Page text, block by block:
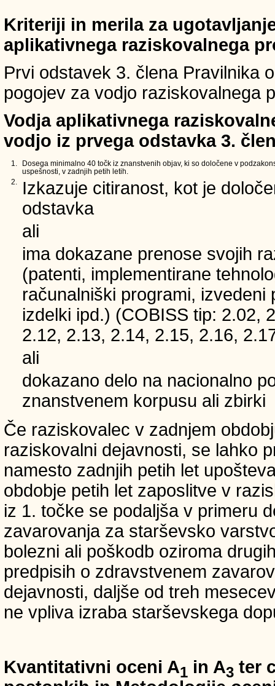
Kriteriji in merila za
aplikativnega raziskovalnega
Prvi odstavek 3. člena Pravilnika
pogojev za vodjo raziskovalnega
Vodja aplikativnega
vodjo iz prvega odstavka 3.
1.
Dosega minimalno 40 točk iz znanstvenih objav, ki so določene v
uspešnosti, v zadnjih petih letih.
2.
Izkazuje citiranost, kot je
odstavka
ali
ima dokazane prenose svojih
(patenti, implementirane
računalniški programi, izvedeni
izdelki ipd.) (COBISS tip: 2.02,
2.12, 2.13, 2.14, 2.15, 2.16,
ali
dokazano delo na nacionalno
znanstvenem korpusu ali zbirki
Če raziskovalec v zadnjem
raziskovalni dejavnosti, se lahko
namesto zadnjih petih let
obdobje petih let zaposlitve v
iz 1. točke se podaljša v primeru
zavarovanja za starševsko
bolezni ali poškodb oziroma
predpisih o zdravstvenem
dejavnosti, daljše od treh
ne vpliva izraba starševskega
Kvantitativni oceni A1 in A3 ter